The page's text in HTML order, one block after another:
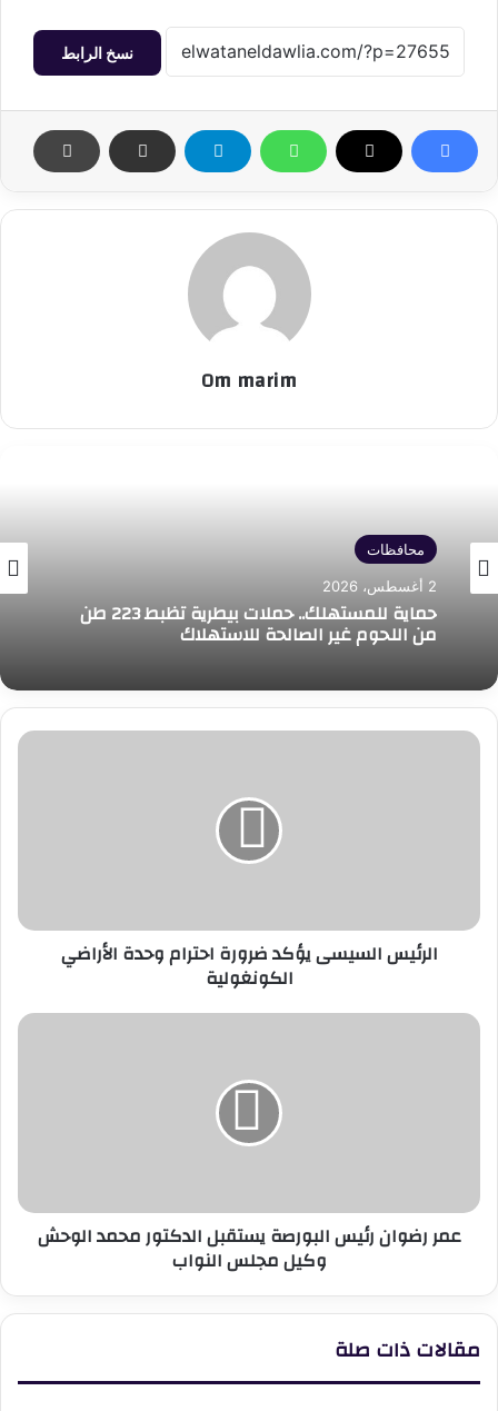
نسخ الرابط
Om marim
محافظات
2 أغسطس، 2026
حماية للمستهلك.. حملات بيطرية تظبط 223 طن
من اللحوم غير الصالحة للاستهلاك
الرئيس
الرئيس السيسى يؤكد ضرورة احترام وحدة الأراضي
الكونغولية
عمر
وكيل
مجلس
عمر رضوان رئيس البورصة يستقبل الدكتور محمد الوحش
وكيل مجلس النواب
مقالات ذات صلة